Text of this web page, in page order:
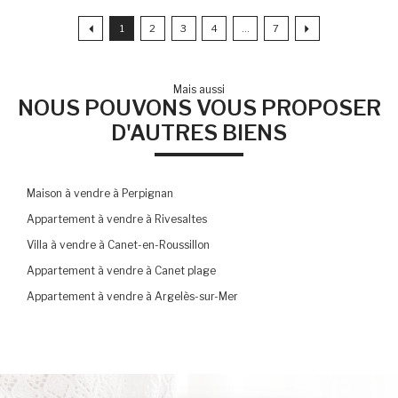
1 2 3 4 ... 7
Mais aussi
NOUS POUVONS VOUS PROPOSER
D'AUTRES BIENS
Maison à vendre à Perpignan
Appartement à vendre à Rivesaltes
Villa à vendre à Canet-en-Roussillon
Appartement à vendre à Canet plage
Appartement à vendre à Argelès-sur-Mer